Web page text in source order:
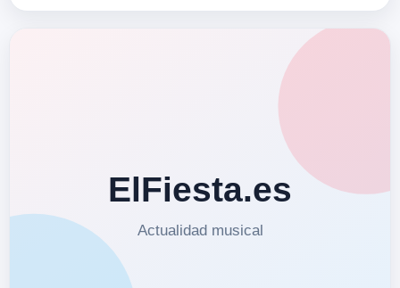
AroaFernandezoficialSu Instagram